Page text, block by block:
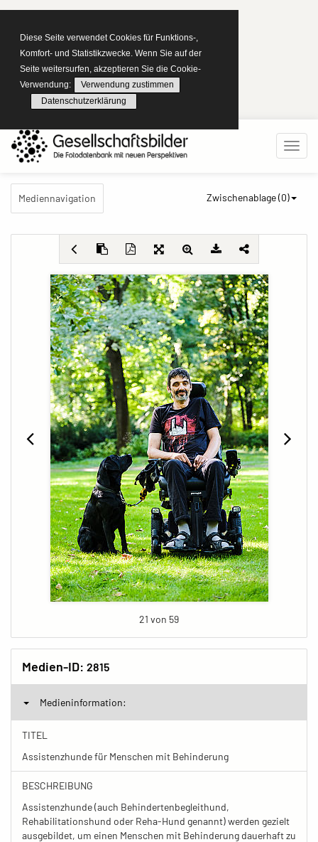
Diese Seite verwendet Cookies für Funktions-,
Komfort- und Statistikzwecke. Wenn Sie auf der
Seite weitersurfen, akzeptieren Sie die Cookie-
Verwendung:
Verwendung zustimmen
Datenschutzerklärung
Mediennavigation Zwischenablage (0)
21 von 59
Medien-ID: 2815
Medieninformation:
TITEL
Assistenzhunde für Menschen mit Behinderung
BESCHREIBUNG
Assistenzhunde (auch Behindertenbegleithund,
Rehabilitationshund oder Reha-Hund genannt) werden gezielt
ausgebildet, um einen Menschen mit Behinderung dauerhaft zu